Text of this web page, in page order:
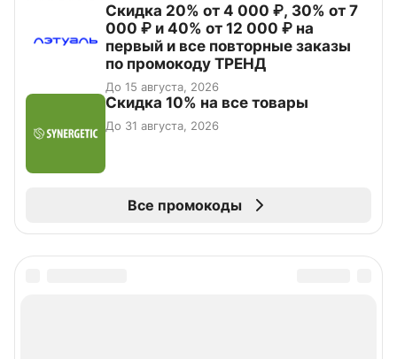
Скидка 20% от 4 000 ₽, 30% от 7
000 ₽ и 40% от 12 000 ₽ на
первый и все повторные заказы
по промокоду ТРЕНД
До 15 августа, 2026
Скидка 10% на все товары
До 31 августа, 2026
Все промокоды